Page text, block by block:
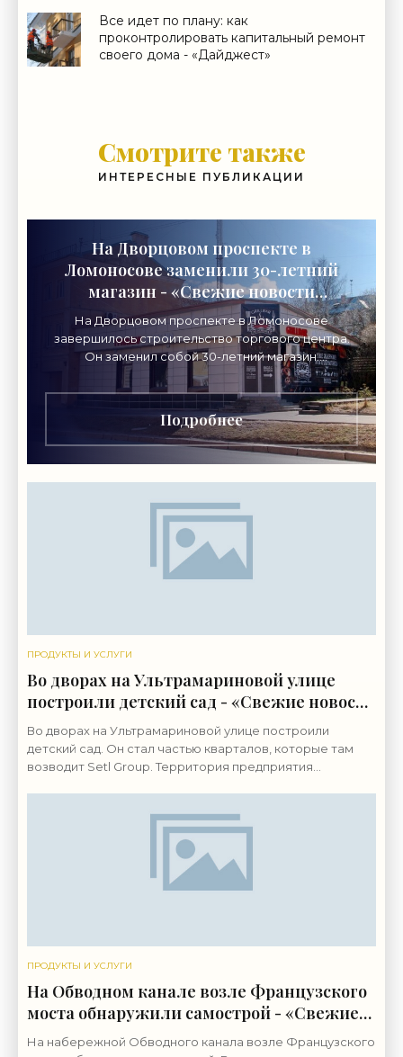
Все идет по плану: как
проконтролировать капитальный ремонт
своего дома - «Дайджест»
Смотрите также
ИНТЕРЕСНЫЕ ПУБЛИКАЦИИ
На Дворцовом проспекте в
Ломоносове заменили 30-летний
магазин - «Свежие новости
строительства»
На Дворцовом проспекте в Ломоносове
завершилось строительство торгового центра.
Он заменил собой 30-летний магазин.
Одноэтажное кирпичное здание на Дворцовом
проспекте, 16а, было построено
Подробнее
ПРОДУКТЫ И УСЛУГИ
Во дворах на Ультрамариновой улице
построили детский сад - «Свежие новости
строительства»
Во дворах на Ультрамариновой улице построили
детский сад. Он стал частью кварталов, которые там
возводит Setl Group. Территория предприятия
ПРОДУКТЫ И УСЛУГИ
На Обводном канале возле Французского
моста обнаружили самострой - «Свежие
новости строительства»
На набережной Обводного канала возле Французского